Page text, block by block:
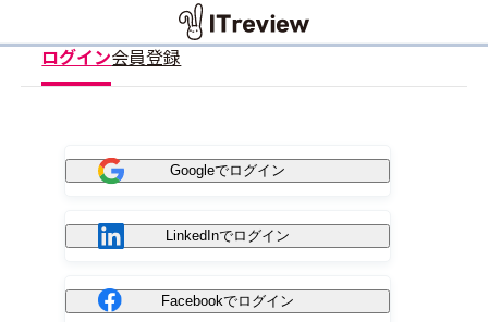
ログイン会員登録
Googleでログイン
LinkedInでログイン
Facebookでログイン